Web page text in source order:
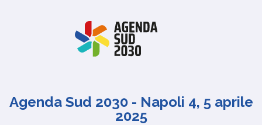
Agenda Sud 2030 - Napoli 4, 5 aprile
2025